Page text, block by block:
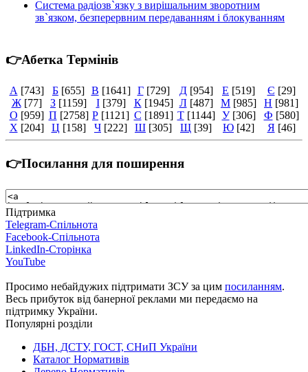
Система радіозв`язку з вирішальним зворотним
зв`язком, безперервним передаванням і блокуванням
👉Абетка Термінів
А [743] Б [655] В [1641] Г [729] Д [954] Е [519] Є [29]
Ж [77] З [1159] І [379] К [1945] Л [487] М [985] Н [981]
О [959] П [2758] Р [1121] С [1891] Т [1144] У [306] Ф [580]
Х [204] Ц [158] Ч [222] Ш [305] Щ [39] Ю [42] Я [46]
👉Посилання для поширення
Підтримка
Telegram-Спільнота
Facebook-Спільнота
LinkedIn-Сторінка
YouTube
Просимо небайдужих підтримати ЗСУ за цим посиланням.
Весь прибуток від банерної реклами ми передаємо на
підтримку України.
Популярні розділи
ДБН, ДСТУ, ГОСТ, СНиП України
Каталог Нормативів